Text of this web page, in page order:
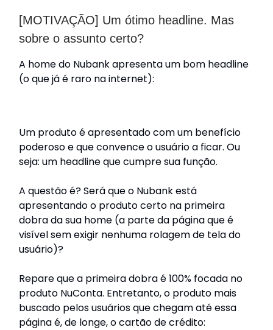
[MOTIVAÇÃO] Um ótimo headline. Mas
sobre o assunto certo?
A home do Nubank apresenta um bom headline
(o que já é raro na internet):
Um produto é apresentado com um benefício
poderoso e que convence o usuário a ficar. Ou
seja: um headline que cumpre sua função.
A questão é? Será que o Nubank está
apresentando o produto certo na primeira
dobra da sua home (a parte da página que é
visível sem exigir nenhuma rolagem de tela do
usuário)?
Repare que a primeira dobra é 100% focada no
produto NuConta. Entretanto, o produto mais
buscado pelos usuários que chegam até essa
página é, de longe, o cartão de crédito: